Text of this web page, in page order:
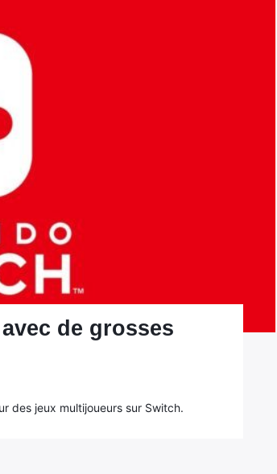
de grosses
des jeux multijoueurs sur Switch.